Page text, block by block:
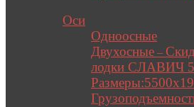
Оси
Одноосные
Двухосные –
лодки СЛАВИЧ